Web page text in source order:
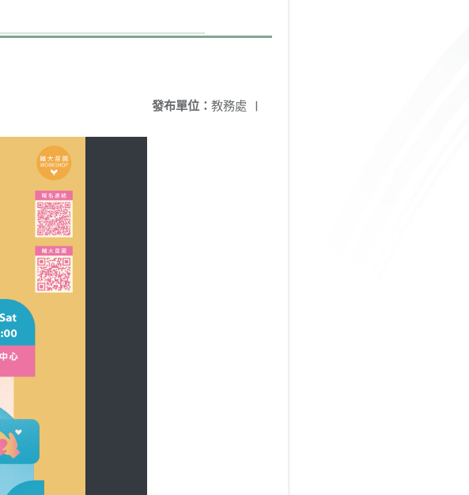
發布單位： 教務處 |